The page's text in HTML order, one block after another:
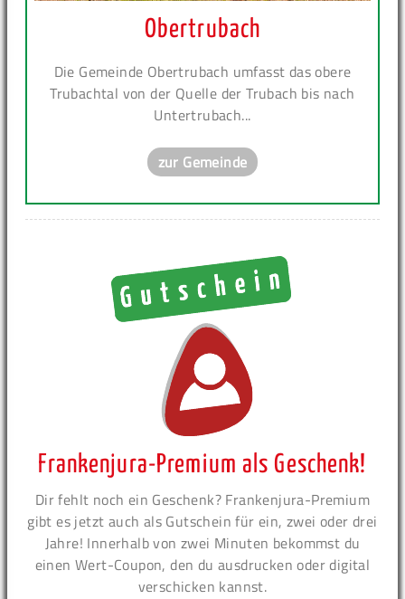
Obertrubach
Die Gemeinde Obertrubach umfasst das obere
Trubachtal von der Quelle der Trubach bis nach
Untertrubach...
zur Gemeinde
Frankenjura-Premium als Geschenk!
Dir fehlt noch ein Geschenk? Frankenjura-Premium
gibt es jetzt auch als Gutschein für ein, zwei oder drei
Jahre! Innerhalb von zwei Minuten bekommst du
einen Wert-Coupon, den du ausdrucken oder digital
verschicken kannst.